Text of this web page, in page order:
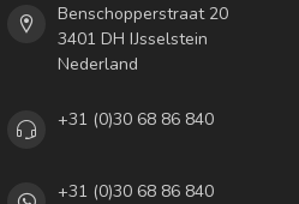
Benschopperstraat 20
3401 DH IJsselstein
Nederland
+31 (0)30 68 86 840
+31 (0)30 68 86 840